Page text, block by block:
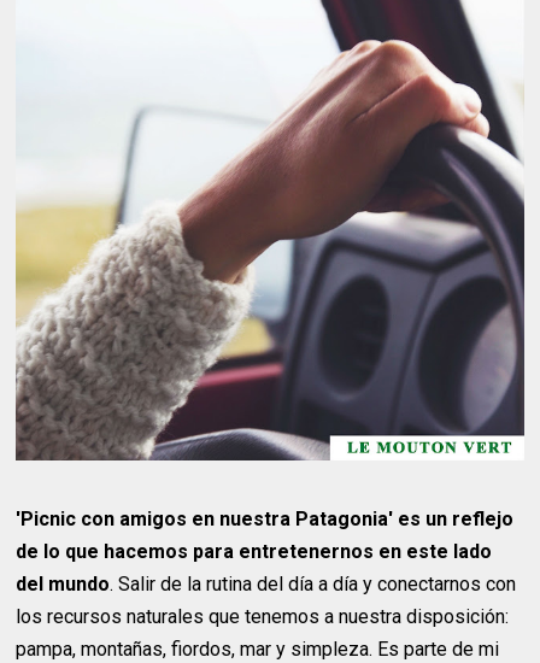
'Picnic con amigos en nuestra Patagonia' es un reflejo
de lo que hacemos para entretenernos en este lado
del mundo. Salir de la rutina del día a día y conectarnos con
los recursos naturales que tenemos a nuestra disposición:
pampa, montañas, fiordos, mar y simpleza. Es parte de mi